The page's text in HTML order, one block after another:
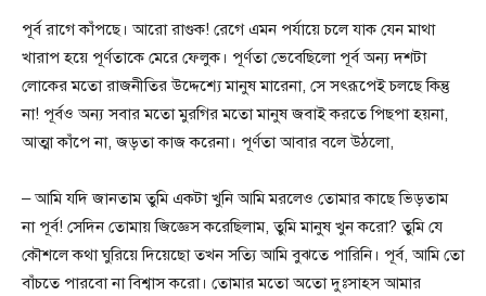
পূর্ব রাগে কাঁপছে। আরো রাগুক! রেগে এমন পর্যায়ে চলে যাক যেন মাথা
খারাপ হয়ে পূর্ণতাকে মেরে ফেলুক। পূর্ণতা ভেবেছিলো পূর্ব অন্য দশটা
লোকের মতো রাজনীতির উদ্দেশ্যে মানুষ মারেনা, সে সৎরূপেই চলছে কিন্তু
না! পূর্বও অন্য সবার মতো মুরগির মতো মানুষ জবাই করতে পিছপা হয়না,
আত্মা কাঁপে না, জড়তা কাজ করেনা। পূর্ণতা আবার বলে উঠলো,
– আমি যদি জানতাম তুমি একটা খুনি আমি মরলেও তোমার কাছে ভিড়তাম
না পূর্ব! সেদিন তোমায় জিজ্ঞেস করেছিলাম, তুমি মানুষ খুন করো? তুমি যে
কৌশলে কথা ঘুরিয়ে দিয়েছো তখন সত্যি আমি বুঝতে পারিনি। পূর্ব, আমি তো
বাঁচতে পারবো না বিশ্বাস করো। তোমার মতো অতো দুঃসাহস আমার